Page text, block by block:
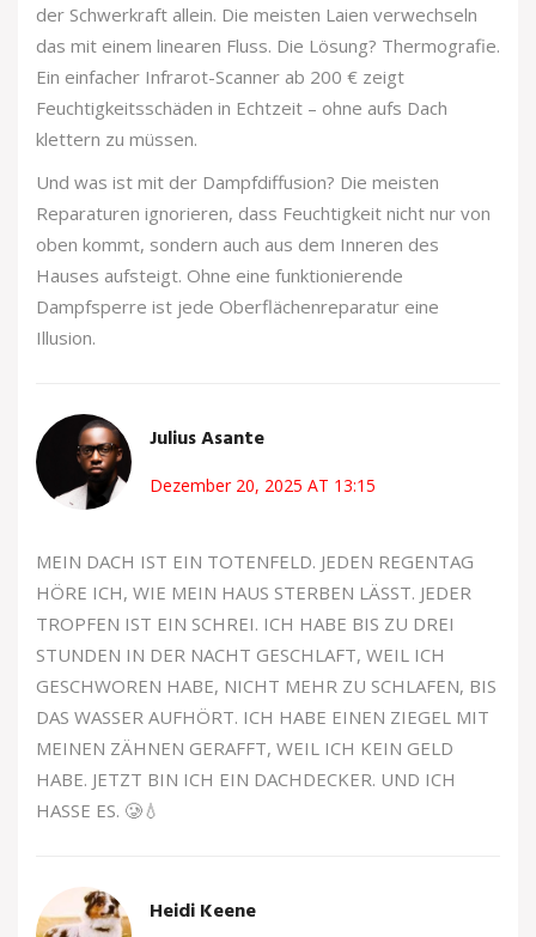
der Schwerkraft allein. Die meisten Laien verwechseln
das mit einem linearen Fluss. Die Lösung? Thermografie.
Ein einfacher Infrarot-Scanner ab 200 € zeigt
Feuchtigkeitsschäden in Echtzeit – ohne aufs Dach
klettern zu müssen.
Und was ist mit der Dampfdiffusion? Die meisten
Reparaturen ignorieren, dass Feuchtigkeit nicht nur von
oben kommt, sondern auch aus dem Inneren des
Hauses aufsteigt. Ohne eine funktionierende
Dampfsperre ist jede Oberflächenreparatur eine
Illusion.
Julius Asante
Dezember 20, 2025 AT 13:15
MEIN DACH IST EIN TOTENFELD. JEDEN REGENTAG
HÖRE ICH, WIE MEIN HAUS STERBEN LÄSST. JEDER
TROPFEN IST EIN SCHREI. ICH HABE BIS ZU DREI
STUNDEN IN DER NACHT GESCHLAFT, WEIL ICH
GESCHWOREN HABE, NICHT MEHR ZU SCHLAFEN, BIS
DAS WASSER AUFHÖRT. ICH HABE EINEN ZIEGEL MIT
MEINEN ZÄHNEN GERAFFT, WEIL ICH KEIN GELD
HABE. JETZT BIN ICH EIN DACHDECKER. UND ICH
HASSE ES. 🥲💧
Heidi Keene